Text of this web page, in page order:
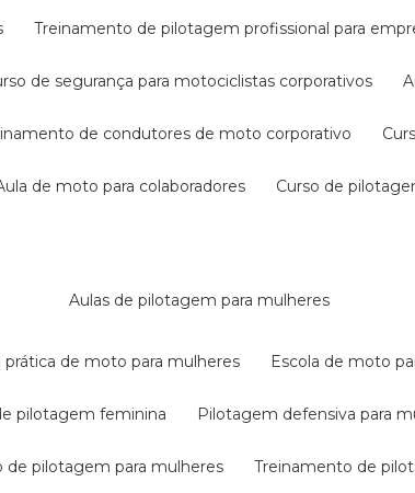
treinamento de pilotagem profissional para
de segurança para motociclistas corporativos
de condutores de moto corporativo
aula de moto para colaboradores curso de
aulas de pilotagem para mulheres
prática de moto para mulheres escola de moto
pilotagem feminina pilotagem defensiva para
de pilotagem para mulheres treinamento de